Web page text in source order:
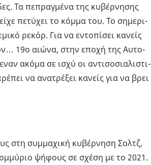
Τα πε­πραγ­μέ­να της κυ­βέρ­νη­σης
πε­τύ­χει το κόμμα του. Το ση­με­ρι­
ρεκόρ. Για να εντο­πί­σει κα­νείς
19ο αιώνα, στην εποχή της Αυ­το­
ακόμα σε ισχύ οι αντι­σο­σια­λι­στι­
να ανα­τρέ­ξει κα­νείς για να βρει
στη συμ­μα­χι­κή κυ­βέρ­νη­ση Σολτζ,
ψή­φους σε σχέση με το 2021.